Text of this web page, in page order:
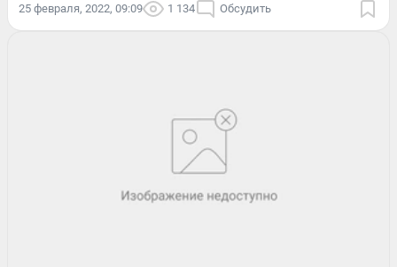
25 февраля, 2022, 09:09 1 134 Обсудить